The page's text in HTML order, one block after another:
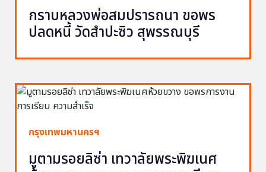
กราบหลวงพ่อสมปรารถนา ขอพร
ปลดหนี้ วัดสำปะซิว สุพรรณบุรี
กรุงเทพมหานครฯ
มูตามรอยลิซ่า เทวาลัยพระพิฆเนศ